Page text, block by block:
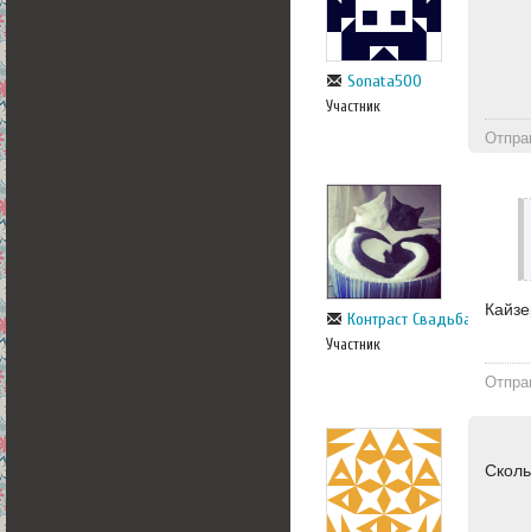
Sonata500
Участник
Контраст Свадьба
Участник